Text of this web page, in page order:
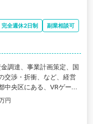
完全週休2日制
副業相談可
調達、事業計画策定、国
交渉・折衝、など、経営
中央区にある、VRゲーム
業の求人です。
円